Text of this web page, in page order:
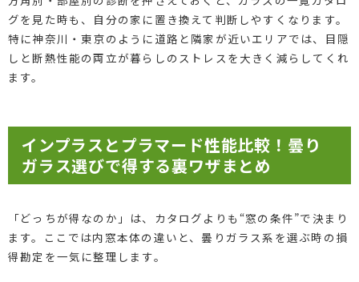
グを見た時も、自分の家に置き換えて判断しやすくなります。
特に神奈川・東京のように道路と隣家が近いエリアでは、目隠
しと断熱性能の両立が暮らしのストレスを大きく減らしてくれ
ます。
インプラスとプラマード性能比較！曇り
ガラス選びで得する裏ワザまとめ
「どっちが得なのか」は、カタログよりも“窓の条件”で決まり
ます。ここでは内窓本体の違いと、曇りガラス系を選ぶ時の損
得勘定を一気に整理します。